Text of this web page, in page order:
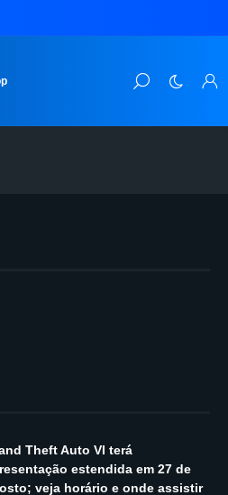
Theft Auto VI terá
estendida em 27 de
veja horário e onde assistir